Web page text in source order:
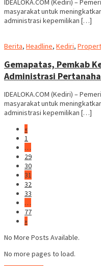
IDEALOKA.COM (Kediri) –
masyarakat untuk
administrasi kepemilikan […]
Berita, Headline, Kediri,
Gemapatas, Pemkab
Administrasi
IDEALOKA.COM (Kediri) –
masyarakat untuk
administrasi kepemilikan […]
«
1
…
29
30
31
32
33
…
77
»
No More Posts Available.
No more pages to load.